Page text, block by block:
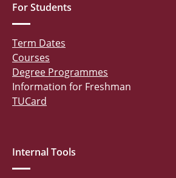
For Students
Term Dates
Courses
Degree Programmes
Information for Freshman
TUCard
Internal Tools